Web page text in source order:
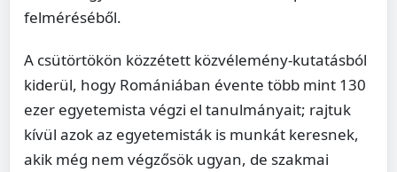
felméréséből.
A csütörtökön közzétett közvélemény-kutatásból
kiderül, hogy Romániában évente több mint 130
ezer egyetemista végzi el tanulmányait; rajtuk
kívül azok az egyetemisták is munkát keresnek,
akik még nem végzősök ugyan, de szakmai